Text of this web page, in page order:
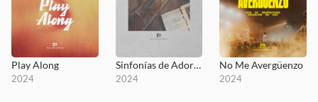
Play Along
2024
Sinfonías de Adoración
2024
No Me Avergüenzo
2024